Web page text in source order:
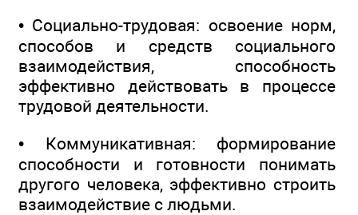
• Социально-трудовая: освоение норм,
способов и средств социального
взаимодействия, способность
эффективно действовать в процессе
трудовой деятельности.
• Коммуникативная: формирование
способности и готовности понимать
другого человека, эффективно строить
взаимодействие с людьми.